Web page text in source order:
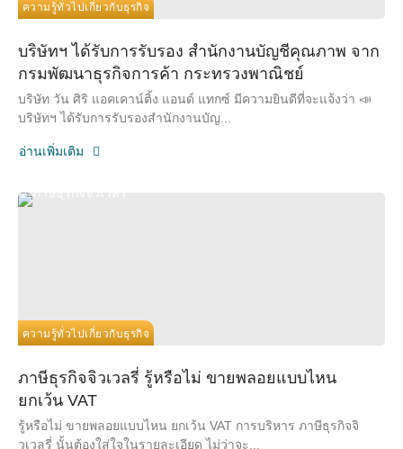
ความรู้ทั่วไปเกี่ยวกับธุรกิจ
บริษัทฯ ได้รับการรับรอง สำนักงานบัญชีคุณภาพ จาก
กรมพัฒนาธุรกิจการค้า กระทรวงพาณิชย์
บริษัท วัน ศิริ แอคเคาน์ติ้ง แอนด์ แทกซ์ มีความยินดีที่จะแจ้งว่า 📣
บริษัทฯ ได้รับการรับรองสำนักงานบัญ...
อ่านเพิ่มเติม
ความรู้ทั่วไปเกี่ยวกับธุรกิจ
ภาษีธุรกิจจิวเวลรี่ รู้หรือไม่ ขายพลอยแบบไหน
ยกเว้น VAT
รู้หรือไม่ ขายพลอยแบบไหน ยกเว้น VAT การบริหาร ภาษีธุรกิจจิ
วเวลรี่ นั้นต้องใส่ใจในรายละเอียด ไม่ว่าจะ...